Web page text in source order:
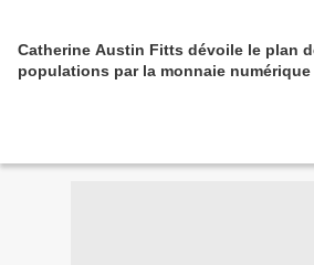
Catherine Austin Fitts dévoile le plan
populations par la monnaie numérique